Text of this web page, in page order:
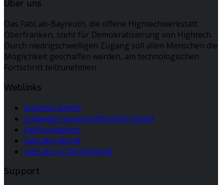
Über uns
Das FabLab-Bayreuth, die offene Hightechwerkstatt
Oberfranken, steht für Demokratisierung von Hightech.
Durch niedrigschwelligen Zugang soll allen Menschen die
Möglichkeit geschaffen werden, am technologischen
Fortschritt teilzunehmen.
Weblinks
Schlenck GmbH
Schlaeger Kunststofftechnik GmbH
FabFoundation
FabLabs-World
FabLabs in Deutschland
Support